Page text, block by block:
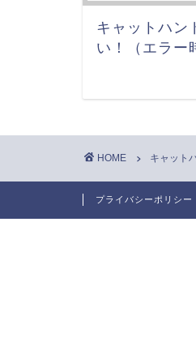
キャットハン
い！（エラー
HOME キャット
プライバシーポリシー